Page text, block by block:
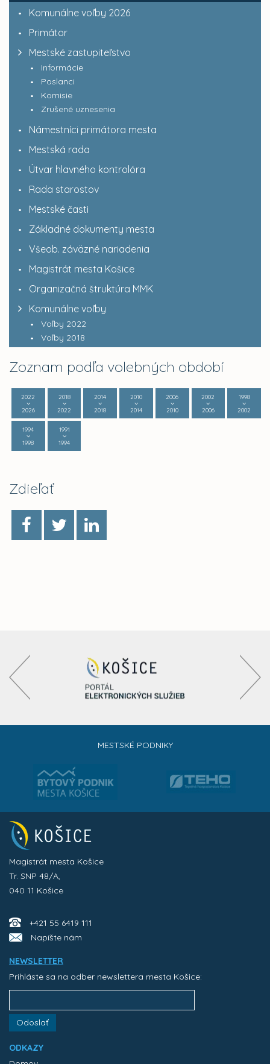
Komunálne voľby 2026
Primátor
Mestské zastupiteľstvo
Informácie
Poslanci
Komisie
Zrušené uznesenia
Námestníci primátora mesta
Mestská rada
Útvar hlavného kontrolóra
Rada starostov
Mestské časti
Základné dokumenty mesta
Všeob. záväzné nariadenia
Magistrát mesta Košice
Organizačná štruktúra MMK
Komunálne voľby
Voľby 2022
Voľby 2018
Zoznam podľa volebných období
2022
2026
2018
2022
2014
2018
2010
2014
2006
2010
2002
2006
1998
2002
1994
1998
1991
1994
Zdieľať
MESTSKÉ PODNIKY
Magistrát mesta Košice
Tr. SNP 48/A,
040 11 Košice
+421 55 6419 111
Napíšte nám
NEWSLETTER
Prihláste sa na odber newslettera mesta Košice:
Odoslať
ODKAZY